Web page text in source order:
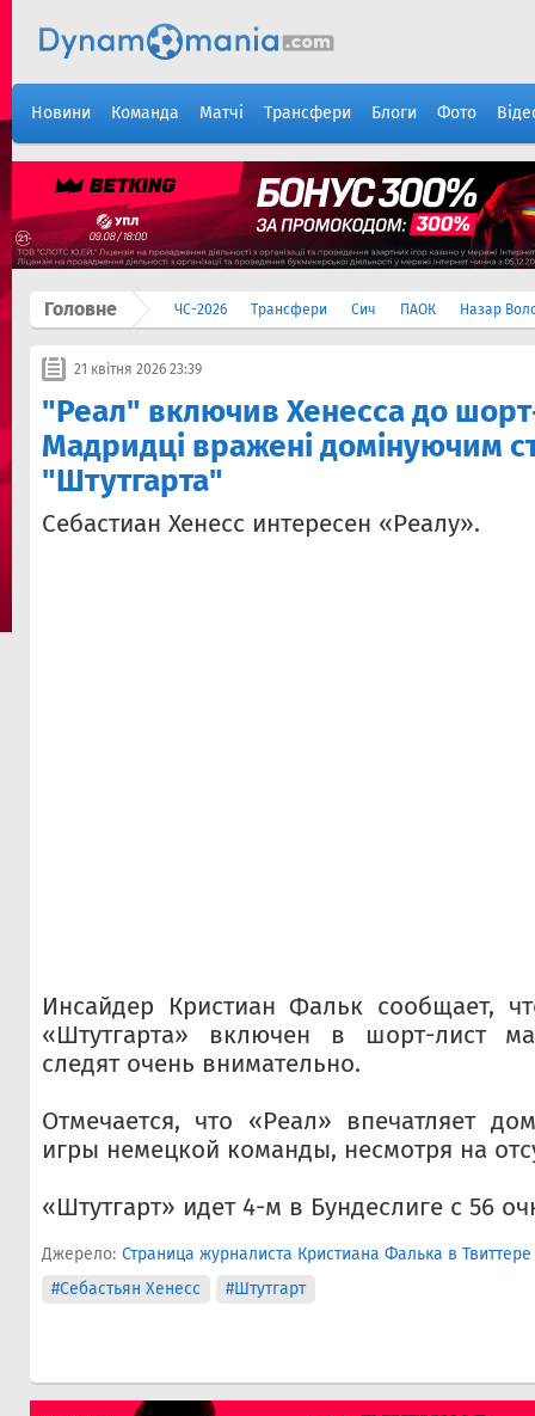
Новини Команда Матчі Трансфери Блоги Фото
Головне ЧС-2026 Трансфери Сич ПАОК Назар
21 квітня 2026 23:39
"Реал" включив Хенесса до
Мадридці вражені домінуючим
"Штутгарта"
Себастиан Хенесс интересен «Реалу».
Инсайдер Кристиан Фальк сообщает,
«Штутгарта» включен в шорт-лист
следят очень внимательно.
Отмечается, что «Реал» впечатляет
игры немецкой команды, несмотря на
«Штутгарт» идет 4-м в Бундеслиге с 56
Джерело: Страница журналиста Кристиана Фалька в Твиттере
#Себастьян Хенесс
#Штутгарт